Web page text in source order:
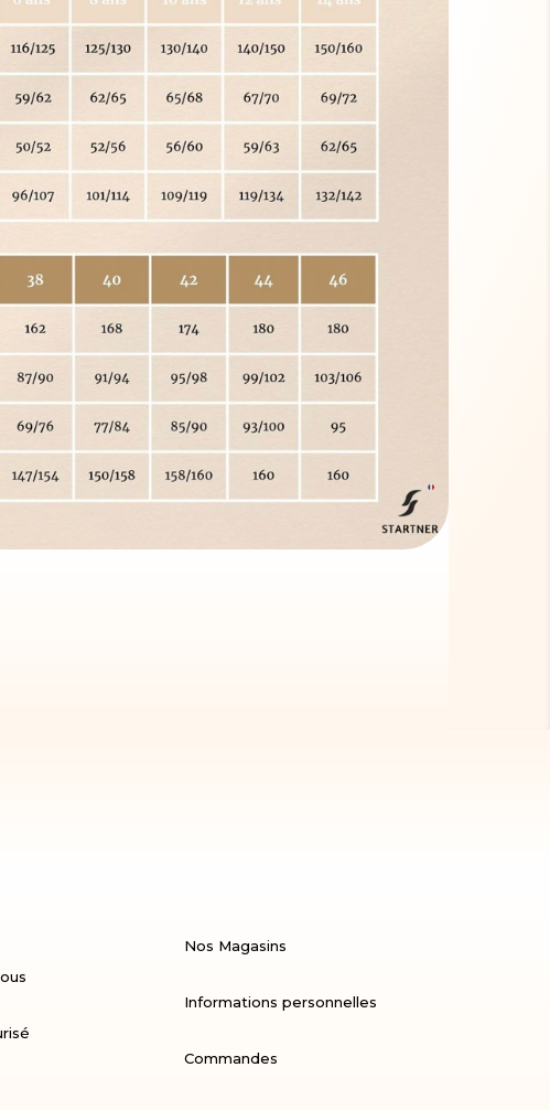
Nos Magasins
Informations personnelles
Commandes